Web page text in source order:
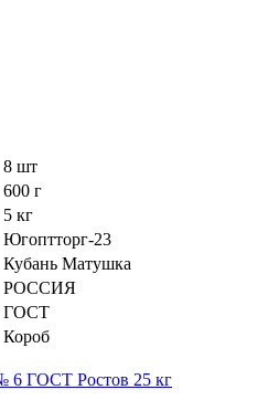
8 шт
600 г
5 кг
Югоптторг-23
Кубань Матушка
РОССИЯ
ГОСТ
Короб